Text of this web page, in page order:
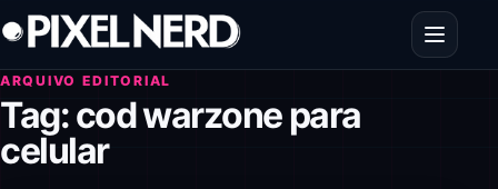
Pular para o conteúdo
Abrir
ARQUIVO EDITORIAL
Tag:cod warzone para
celular